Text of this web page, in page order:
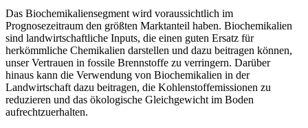
Das Biochemikaliensegment wird voraussichtlich im
Prognosezeitraum den größten Marktanteil haben. Biochemikalien
sind landwirtschaftliche Inputs, die einen guten Ersatz für
herkömmliche Chemikalien darstellen und dazu beitragen können,
unser Vertrauen in fossile Brennstoffe zu verringern. Darüber
hinaus kann die Verwendung von Biochemikalien in der
Landwirtschaft dazu beitragen, die Kohlenstoffemissionen zu
reduzieren und das ökologische Gleichgewicht im Boden
aufrechtzuerhalten.